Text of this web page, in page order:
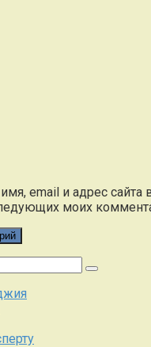
email и адрес сайта
моих